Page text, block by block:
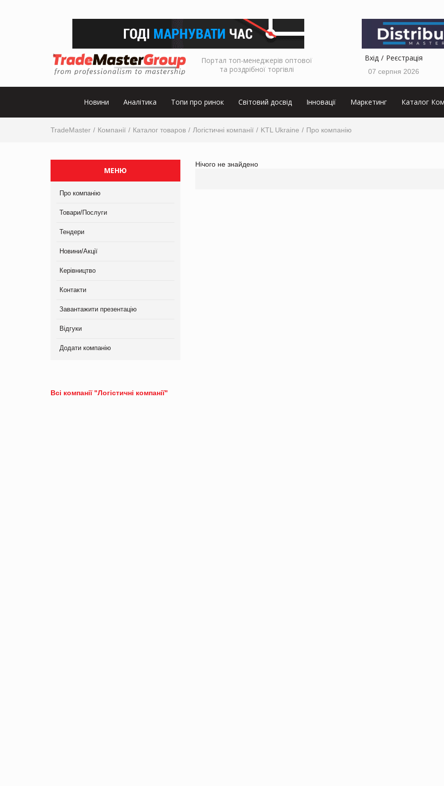
Портал топ-менеджерів оптової
та роздрібної торгівлі
Вхід Реєстрація
07 серпня 2026
Новини Аналітика Топи про ринок Світовий досвід Інновації Маркетинг Каталог
TradeMaster Компанії Каталог товаров Логістичні компанії KTL Ukraine Про компанію
МЕНЮ
Про компанію
Товари/Послуги
Тендери
Новини/Акції
Керівництво
Контакти
Завантажити презентацію
Відгуки
Додати компанію
Нічого не знайдено
Всі компанії "Логістичні компанії"